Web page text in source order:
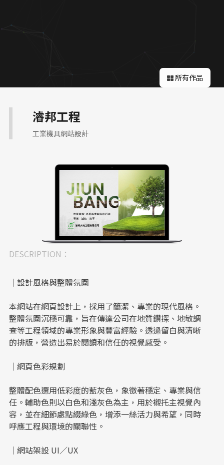
所有作品
濬邦工程
工業機具網站設計
DESCRIPTION：
｜設計風格與整體氛圍
本網站在網頁設計上，採用了簡潔、專業的現代風格。
整體氛圍沉穩可靠，旨在傳達公司在地質鑽探、地敏調
查等工程領域的專業形象與豐富經驗。透過留白與清晰
的排版，營造出易於閱讀和信任的視覺感受。
｜網頁色彩規劃
整體配色選用低彩度的藍灰色，象徵著穩定、專業與信
任。輔助色則以白色和淺灰色為主，用於襯托主視覺內
容，並在細節處點綴綠色，增添一絲活力與希望，同時
呼應工程與環境的關聯性。
｜網站架設 UI／UX